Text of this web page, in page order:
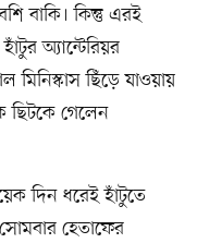
বাকি। কিন্তু এরই
অ্যান্টেরিয়র
মিনিস্কাস ছিঁড়ে যাওয়ায়
ছিটকে গেলেন
দিন ধরেই হাঁটুতে
হেতাফের